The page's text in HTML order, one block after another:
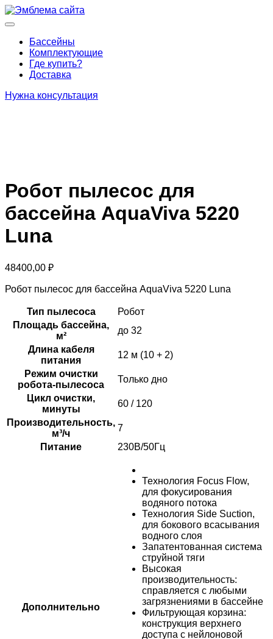
Перейти
к
Основное
Бассейны
Комплектующие
Где купить?
Доставка
Нужна консультация
Робот пылесоc для
бассейна AquaViva 5220
Luna
48400,00 ₽
Робот пылесоc для бассейна AquaViva 5220 Luna
Тип пылесоса
Робот
Площадь бассейна,
м²
до 32
Длина кабеля
питания
12 м (10 + 2)
Режим очистки
робота-пылесоса
Только дно
Цикл очистки,
минуты
60 / 120
Производительность,
м³/ч
7
Питание
230В/50Гц
Дополнительно
Технология Focus Flow,
для фокусирования
водяного потока
Технология Side Suction,
для бокового всасывания
водного слоя
Запатентованная система
струйной тяги
Высокая
производительность:
справляется с любыми
загрязнениями в бассейне
Фильтрующая корзина:
конструкция верхнего
доступа с нейлоновой